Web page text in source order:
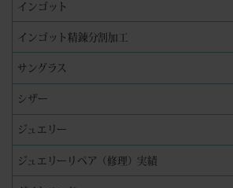
インゴット
インゴット精錬分割加工
サングラス
シザー
ジュエリー
ジュエリーリペア（修理）実績